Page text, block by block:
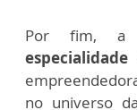
Por fim, a
no universo da